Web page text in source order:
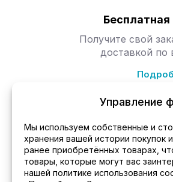
Бесплатная
Получите свой
доставкой по
Связаться с нами
Управление
Мы используем собственные и
хранения вашей истории покупок
ранее приобретённых товарах,
товары, которые могут вас
нашей политике использования